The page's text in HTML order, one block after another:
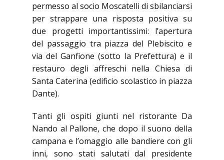
permesso al socio Moscatelli di sbilanciarsi
per strappare una risposta positiva su
due progetti importantissimi: l’apertura
del passaggio tra piazza del Plebiscito e
via del Ganfione (sotto la Prefettura) e il
restauro degli affreschi nella Chiesa di
Santa Caterina (edificio scolastico in piazza
Dante).
Tanti gli ospiti giunti nel ristorante Da
Nando al Pallone, che dopo il suono della
campana e l’omaggio alle bandiere con gli
inni, sono stati salutati dal presidente